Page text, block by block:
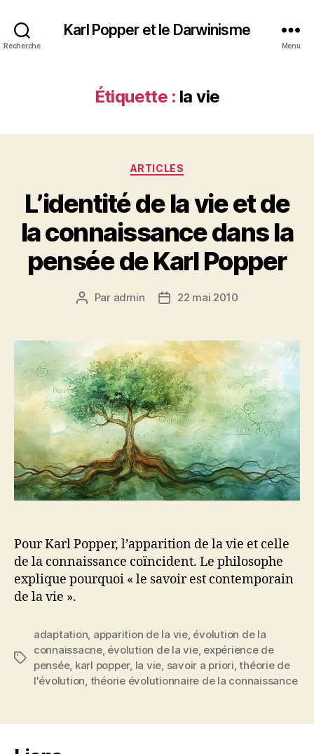
Recherche
Karl Popper et le Darwinisme
Menu
Étiquette : la vie
Catégories
ARTICLES
L’identité de la vie et de
la connaissance dans la
pensée de Karl Popper
Auteur
Par admin
Date22 mai 2010
Pour Karl Popper, l’apparition de la vie et celle
de la connaissance coïncident. Le philosophe
explique pourquoi « le savoir est contemporain
de la vie ».
Étiquettes
adaptation, apparition de la vie, évolution de la
connaissacne, évolution de la vie, expérience de
pensée, karl popper, la vie, savoir a priori,théorie de
l'évolution, théorie évolutionnaire de la connaissance